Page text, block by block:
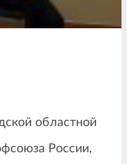
областной
России,